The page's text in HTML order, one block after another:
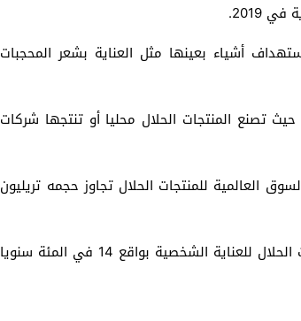
أشياء بعينها مثل العناية بشعر المحجبات
تصنع المنتجات الحلال محليا أو تنتجها شركات
تمثل نحو 11 في المئة من السوق العالمية للمنتجات الحلال تجاوز حجمه تريليون
وتتوقع شركة تكنافيو لأبحاث السوق أن تزيد مبيعات المنتجات الحلال للعناية الشخصية بواقع 14 في المئة سنويا